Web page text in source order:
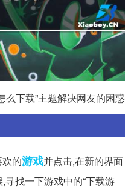
么下载”主题解决网友的困惑
的游戏并点击,在新的界面
寻找一下游戏中的“下载游